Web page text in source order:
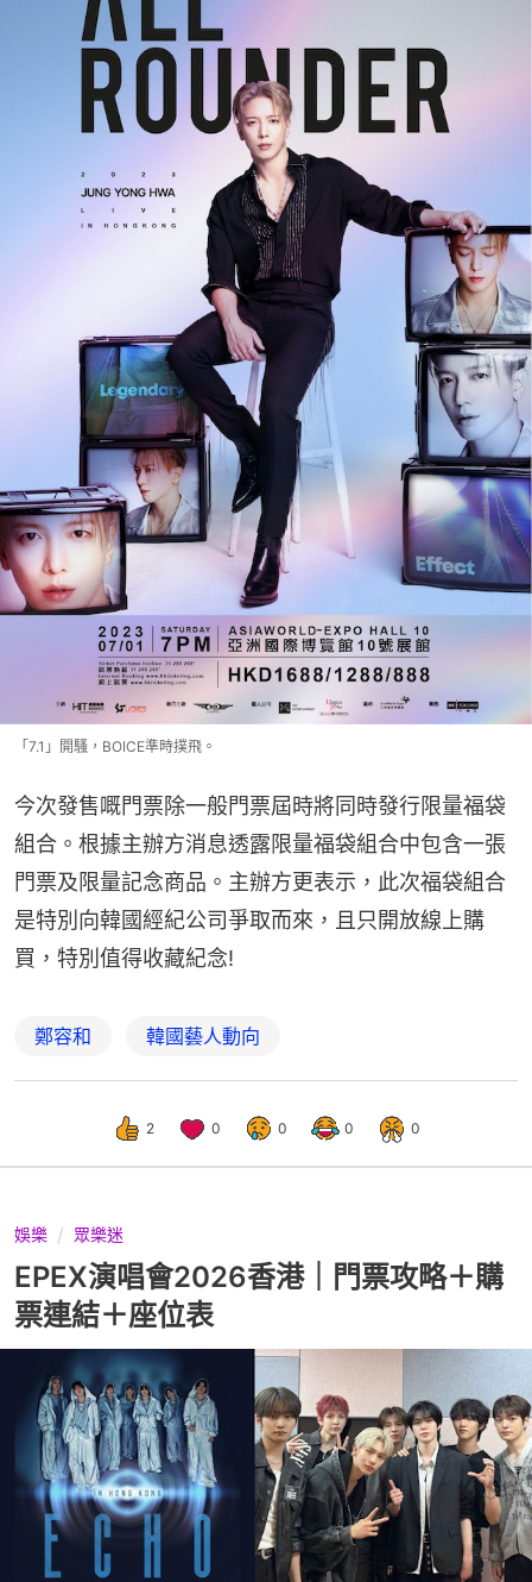
「7.1」開騷，BOICE準時撲飛。
今次發售嘅門票除一般門票屆時將同時發行限量福袋
組合。根據主辦方消息透露限量福袋組合中包含一張
門票及限量記念商品。主辦方更表示，此次福袋組合
是特別向韓國經紀公司爭取而來，且只開放線上購
買，特別值得收藏紀念!
鄭容和 韓國藝人動向
2 0 0 0 0
娛樂 眾樂迷
EPEX演唱會2026香港｜門票攻略＋購
票連結＋座位表